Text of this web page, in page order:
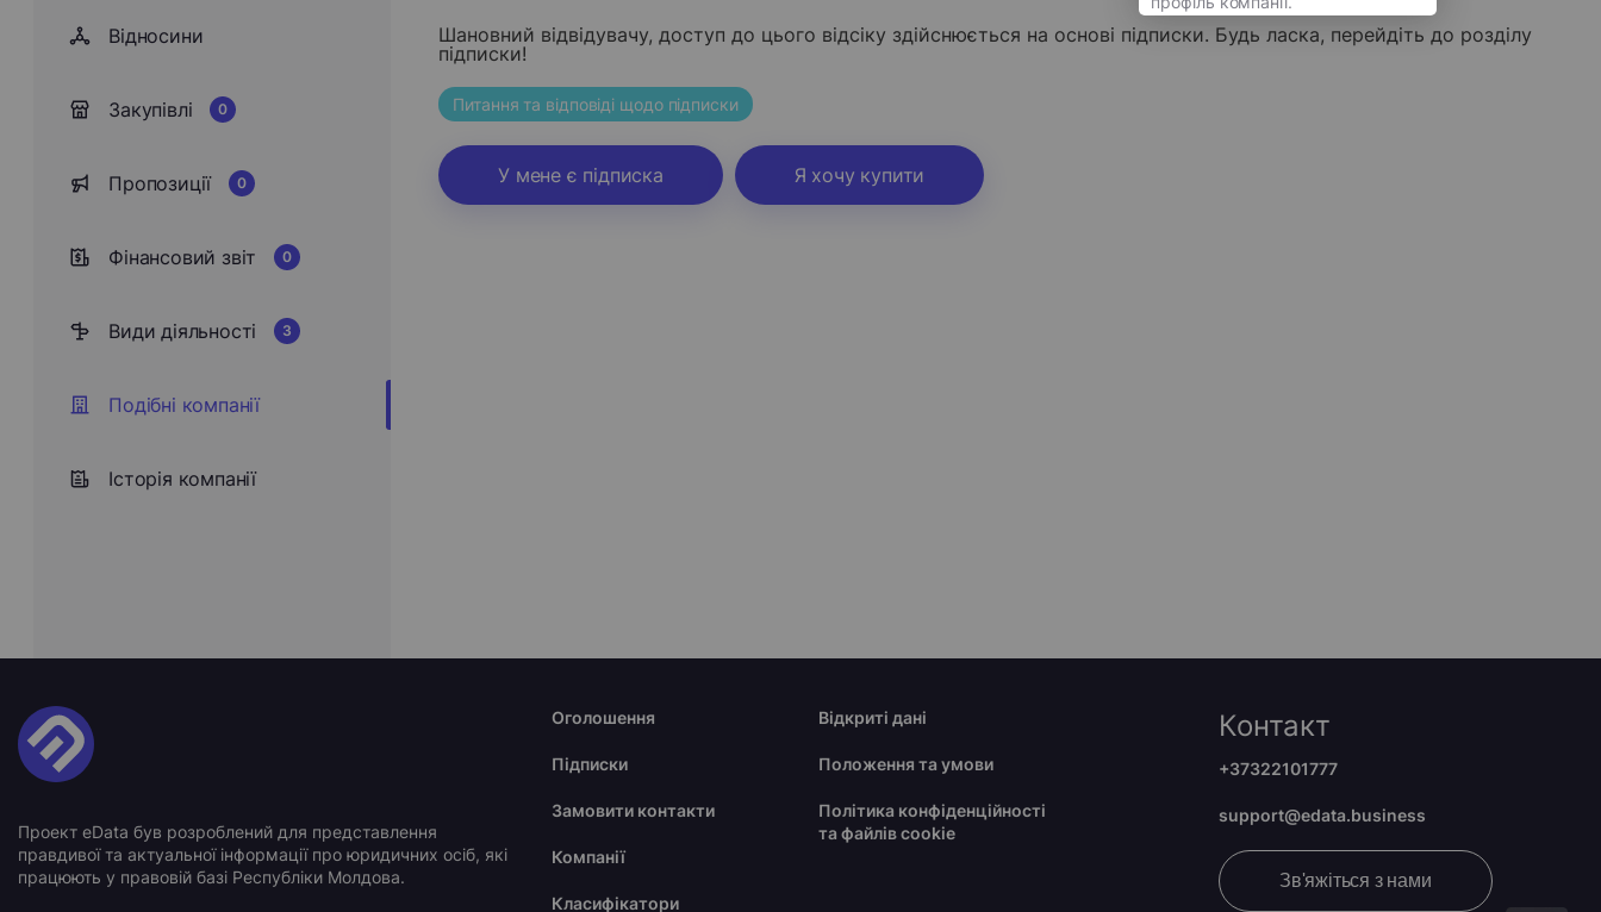
Відносини
Закупівлі 0
Пропозиції 0
Фінансовий звіт 0
Види діяльності 3
Подібні компанії
Історія компанії
Шановний відвідувачу, доступ до цього відсіку здійснюється на основі підписки. Будь ласка, перейдіть до розділу
підписки!
Питання та відповіді щодо підписки
У мене є підписка Я хочу купити
Проект eData був розроблений для представлення
правдивої та актуальної інформації про юридичних осіб, які
працюють у правовій базі Республіки Молдова.
Оголошення
Підписки
Замовити контакти
Компанії
Класифікатори
Відкриті дані
Положення та умови
Політика конфіденційності
та файлів cookie
Контакт
+37322101777
support@edata.business
Зв'яжіться з нами